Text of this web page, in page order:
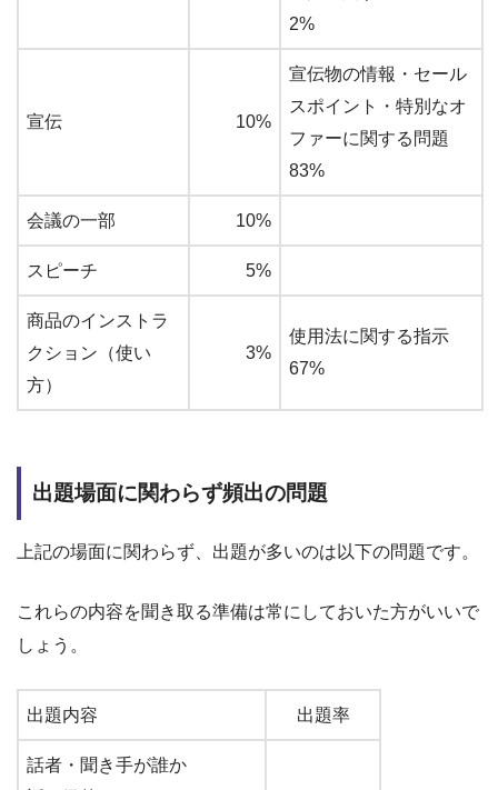
2%
宣伝 10%
宣伝物の情報・セール
スポイント・特別なオ
ファーに関する問題
83%
会議の一部 10%
スピーチ 5%
商品のインストラ
クション（使い
方）
3%
使用法に関する指示
67%
出題場面に関わらず頻出の問題
上記の場面に関わらず、出題が多いのは以下の問題です。
これらの内容を聞き取る準備は常にしておいた方がいいで
しょう。
出題内容 出題率
話者・聞き手が誰か